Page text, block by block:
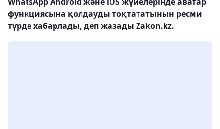
функциясына қолдауды тоқтататынын ресми
түрде хабарлады, деп жазады Zakon.kz.